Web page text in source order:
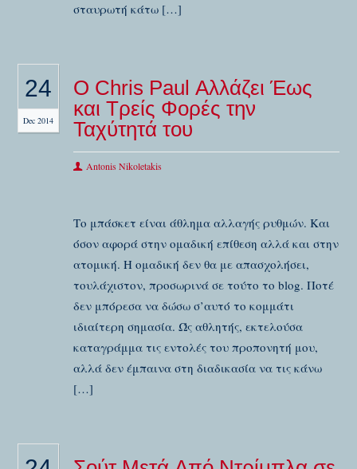
σταυρωτή κάτω […]
24
Dec 2014
Ο Chris Paul Αλλάζει Έως
και Τρείς Φορές την
Ταχύτητά του
Antonis Nikoletakis
Το μπάσκετ είναι άθλημα αλλαγής ρυθμών. Και
όσον αφορά στην ομαδική επίθεση αλλά και στην
ατομική. Η ομαδική δεν θα με απασχολήσει,
τουλάχιστον, προσωρινά σε τούτο το blog. Ποτέ
δεν μπόρεσα να δώσω σ’αυτό το κομμάτι
ιδιαίτερη σημασία. Ώς αθλητής, εκτελούσα
καταγράμμα τις εντολές του προπονητή μου,
αλλά δεν έμπαινα στη διαδικασία να τις κάνω
[…]